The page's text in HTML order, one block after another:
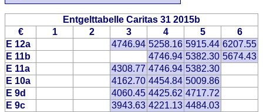
Entgelttabelle Caritas 31 2015b
€
1 2 3 4 5
6
E 12a
4746.94 5258.16 5915.44 6207.55
E 11b
4746.94 5382.30 5674.43
E 11a
4308.77 4746.94 5382.30
E 10a
4162.70 4454.84 5009.86
E 9d
4060.45 4425.62 4717.72
E 9c
3943.63 4221.13 4484.03